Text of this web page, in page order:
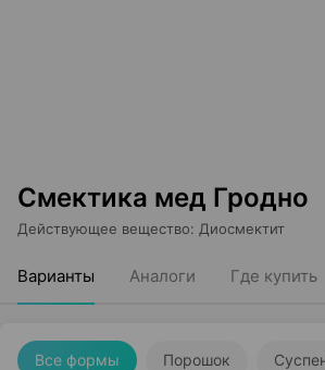
Смектика мед Гродно
Действующее вещество: Диосмектит
Варианты Аналоги Где купить
Все формы Порошок